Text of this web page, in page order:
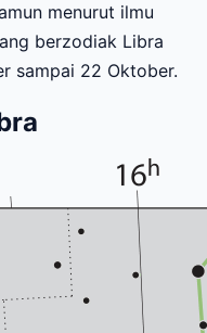
menurut ilmu
berzodiak Libra
sampai 22 Oktober.